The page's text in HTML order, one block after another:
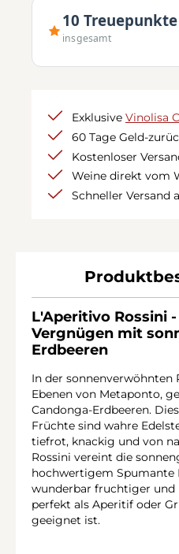
10 Treuepunkte
insgesamt
Exklusive Vinolisa
60 Tage Geld-
Kostenloser
Weine direkt vom
Schneller Versand
L'Aperitivo Rossini
Vergnügen mit
Erdbeeren
In der sonnenverwöhnten
Ebenen von Metaponto,
Candonga-Erdbeeren.
Früchte sind wahre
tiefrot, knackig und von
Rossini vereint die
hochwertigem Spumante
wunderbar fruchtiger und
perfekt als Aperitif oder
geeignet ist.